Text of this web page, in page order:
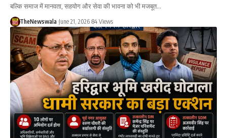
बल्कि समाज में मानवता, सहयोग और सेवा की भावना को भी मजबूत…
TheNewswala June 21, 2026 84 Views